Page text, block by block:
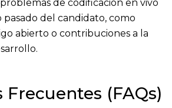
de codificación en vivo
pasado del candidato, como
abierto o contribuciones a la
Frecuentes (FAQs)